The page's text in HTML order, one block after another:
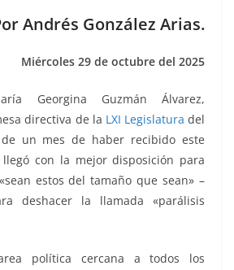
Andrés González Arias.
Miércoles 29 de octubre del 2025
Georgina Guzmán Álvarez,
directiva de la LXI Legislatura del
un mes de haber recibido este
llegó con la mejor disposición para
estos del tamaño que sean» –
deshacer la llamada «parálisis
política cercana a todos los